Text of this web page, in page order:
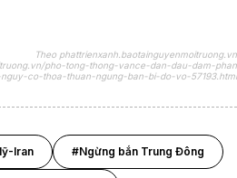
Theo phattrienxanh.baotainguyenmoitruong.vn
pho-tong-thong-vance-dan-dau-dam-phan
co-thoa-thuan-ngung-ban-bi-do-vo-57193.html
Iran #Ngừng bắn Trung Đông